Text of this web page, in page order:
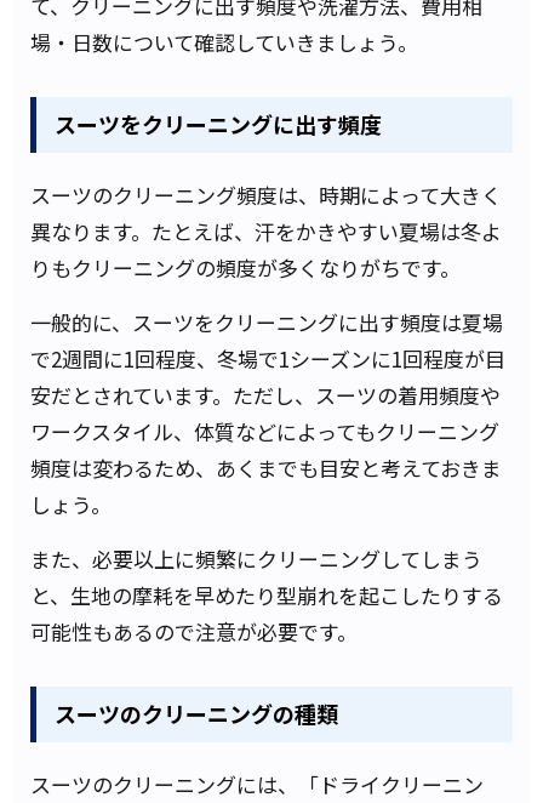
場・日数について確認していきましょう。
スーツをクリーニングに出す頻度
スーツのクリーニング頻度は、時期によって大きく
異なります。たとえば、汗をかきやすい夏場は冬よ
りもクリーニングの頻度が多くなりがちです。
一般的に、スーツをクリーニングに出す頻度は夏場
で2週間に1回程度、冬場で1シーズンに1回程度が目
安だとされています。ただし、スーツの着用頻度や
ワークスタイル、体質などによってもクリーニング
頻度は変わるため、あくまでも目安と考えておきま
しょう。
また、必要以上に頻繁にクリーニングしてしまう
と、生地の摩耗を早めたり型崩れを起こしたりする
可能性もあるので注意が必要です。
スーツのクリーニングの種類
スーツのクリーニングには、「ドライクリーニン